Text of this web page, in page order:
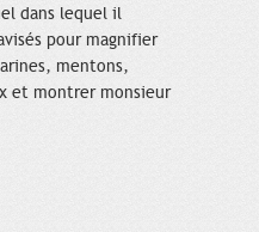
dans lequel il
pour magnifier
mentons,
et montrer monsieur